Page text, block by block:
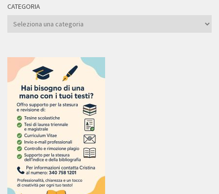
CATEGORIA
Categoria